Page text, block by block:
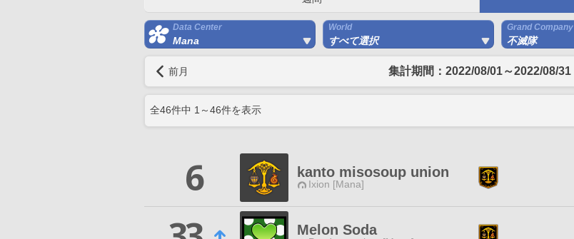
Data Center
Mana
World
すべて選択
Grand Company
不滅隊
前月 集計期間：2022/08/01～2022/08/31
全46件中 1 ～46件を表示
6 kanto misosoup union
Ixion [Mana]
Melon Soda